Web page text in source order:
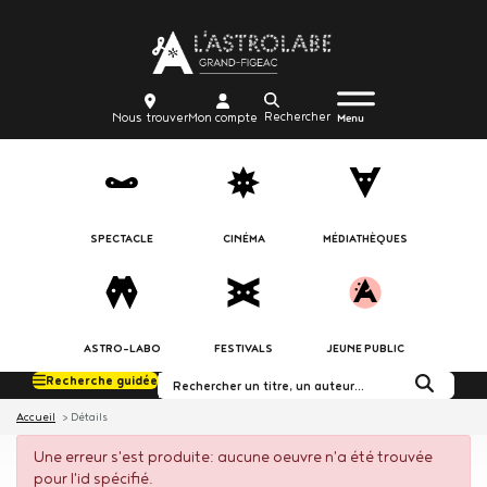
au
contenu
principal
Body
trouver
Nous trouvercompte
Mon compte
Recherche
Menu
burger
Body
icon_trigger
Menu
SPECTACLE CINÉMA MÉDIATHÈQUES
ASTRO-LABO FESTIVALS JEUNE PUBLIC
Rechercher dans le
Recherche guidée
Accueil Détails
Une erreur s'est produite: aucune oeuvre n'a été trouvée
pour l'id spécifié.